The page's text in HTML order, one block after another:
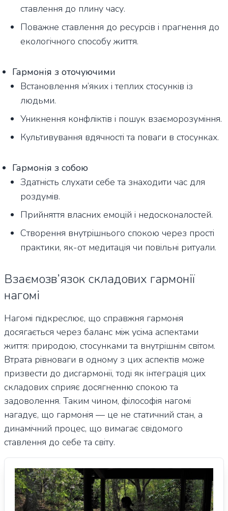
ставлення до плину часу.
Поважне ставлення до ресурсів і прагнення до
екологічного способу життя.
Гармонія з оточуючими
Встановлення м’яких і теплих стосунків із
людьми.
Уникнення конфліктів і пошук взаєморозуміння.
Культивування вдячності та поваги в стосунках.
Гармонія з собою
Здатність слухати себе та знаходити час для
роздумів.
Прийняття власних емоцій і недосконалостей.
Створення внутрішнього спокою через прості
практики, як-от медитація чи повільні ритуали.
Взаємозв’язок складових гармонії
нагомі
Нагомі підкреслює, що справжня гармонія
досягається через баланс між усіма аспектами
життя: природою, стосунками та внутрішнім світом.
Втрата рівноваги в одному з цих аспектів може
призвести до дисгармонії, тоді як інтеграція цих
складових сприяє досягненню спокою та
задоволення. Таким чином, філософія нагомі
нагадує, що гармонія — це не статичний стан, а
динамічний процес, що вимагає свідомого
ставлення до себе та світу.